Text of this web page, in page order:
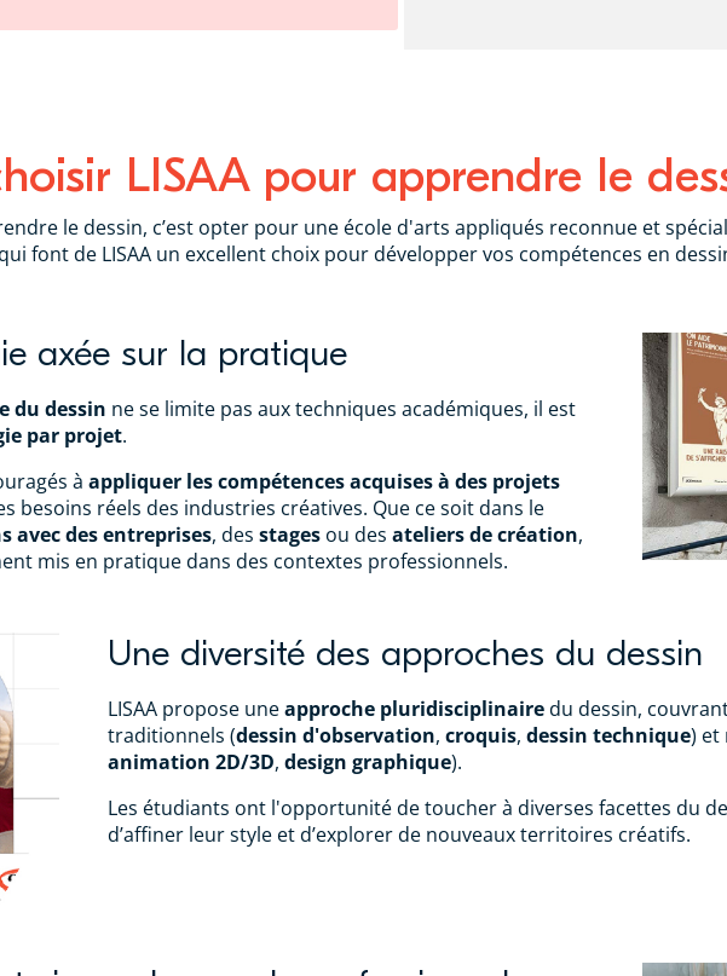
LISAA pour apprendre le
le dessin, c’est opter pour une école d'arts appliqués reconnue et
font de LISAA un excellent choix pour développer vos compétences en
axée sur la pratique
du dessin ne se limite pas aux techniques académiques, il est
par projet.
à appliquer les compétences acquises à des projets
besoins réels des industries créatives. Que ce soit dans le
avec des entreprises, des stages ou des ateliers de création,
mis en pratique dans des contextes professionnels.
Une diversité des approches du dessin
LISAA propose uneapproche pluridisciplinairedu dessin,
traditionnels (dessin d'observation, croquis, dessin technique) et
animation 2D/3D, design graphique).
Les étudiants ont l'opportunité de toucher à diverses facettes du
d’affiner leur style et d’explorer de nouveaux territoires créatifs.